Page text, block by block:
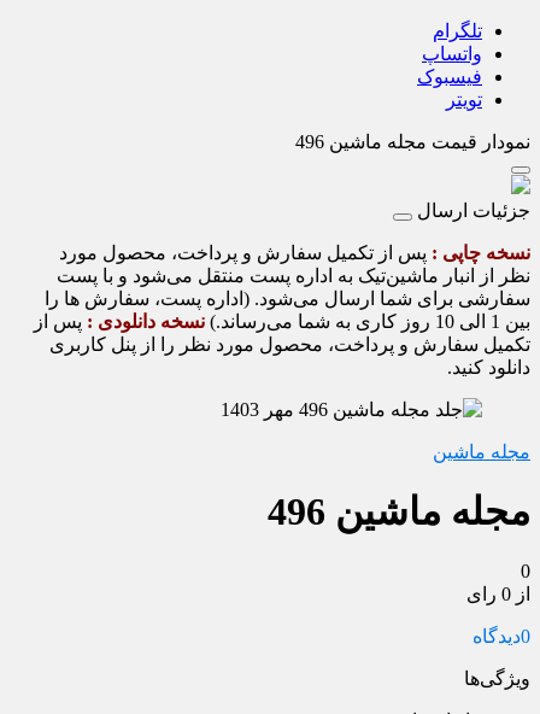
تلگرام
واتساپ
فیسبوک
تویتر
نمودار قیمت مجله ماشین 496
جزئیات ارسال
نسخه چاپی : پس از تکمیل سفارش و پرداخت، محصول مورد
نظر از انبار ماشین‌تیک به اداره پست منتقل می‌شود و با پست
سفارشی برای شما ارسال می‌شود. (اداره پست، سفارش ها را
بین 1 الی 10 روز کاری به شما می‌رساند.)
نسخه دانلودی : پس از
تکمیل سفارش و پرداخت، محصول مورد نظر را از پنل کاربری
دانلود کنید.
مجله ماشین
مجله ماشین 496
0
از 0 رای
0دیدگاه
ویژگی‌ها